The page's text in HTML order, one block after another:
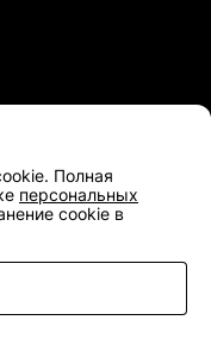
организацией и
Полная
персональных
cookie в